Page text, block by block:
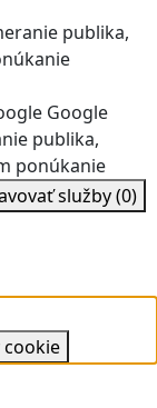
publika,
Google
publika,
ponúkanie
služby(0)